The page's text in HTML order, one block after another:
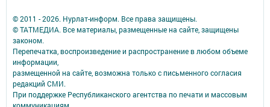
© 2011 - 2026. Нурлат-⁠информ. Все права защищены.
© ТАТМЕДИА. Все материалы, размещенные на сайте, защищены
законом.
Перепечатка, воспроизведение и распространение в любом объеме
информации,
размещенной на сайте, возможна только с письменного согласия
редакций СМИ.
При поддержке Республиканского агентства по печати и массовым